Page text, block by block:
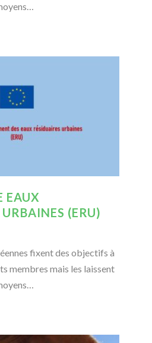
EAUX
(ERU)
fixent des objectifs à
membres mais les laissent